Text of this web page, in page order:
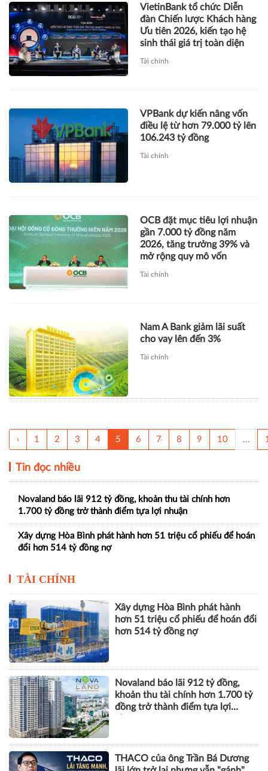
VietinBank tổ chức Diễn
đàn Chiến lược Khách hàng
Ưu tiên 2026, kiến tạo hệ
sinh thái giá trị toàn diện
Tài chính
VPBank dự kiến nâng vốn
điều lệ từ hơn 79.000 tỷ lên
106.243 tỷ đồng
Tài chính
OCB đặt mục tiêu lợi nhuận
gần 7.000 tỷ đồng năm
2026, tăng trưởng 39% và
mở rộng quy mô vốn
Tài chính
Nam A Bank giảm lãi suất
cho vay lên đến 3%
Tài chính
‹ 1 2 3 4 5 6 7 8 9 10 ...
Tin đọc nhiều
Novaland báo lãi 912 tỷ đồng, khoản thu tài chính hơn
1.700 tỷ đồng trở thành điểm tựa lợi nhuận
Xây dựng Hòa Bình phát hành hơn 51 triệu cổ phiếu để hoán
đổi hơn 514 tỷ đồng nợ
TÀI CHÍNH
Xây dựng Hòa Bình phát hành
hơn 51 triệu cổ phiếu để hoán đổi
hơn 514 tỷ đồng nợ
Novaland báo lãi 912 tỷ đồng,
khoản thu tài chính hơn 1.700 tỷ
đồng trở thành điểm tựa lợi
THACO của ông Trần Bá Dương